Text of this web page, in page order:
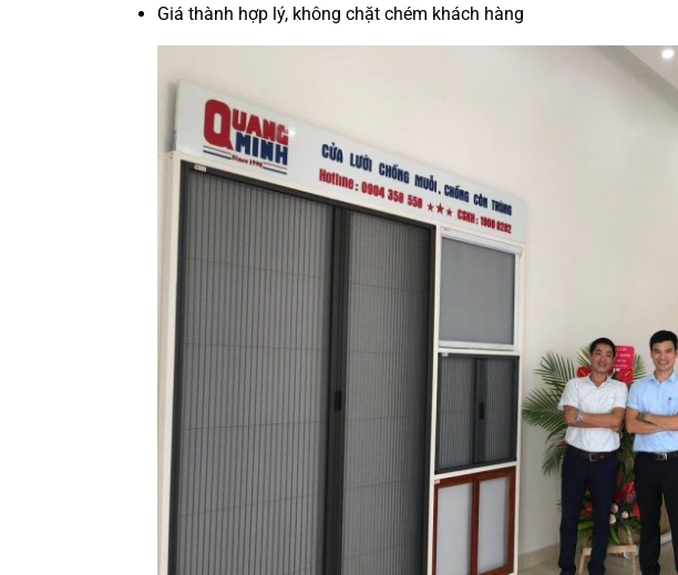
Giá thành hợp lý, không chặt chém khách hàng